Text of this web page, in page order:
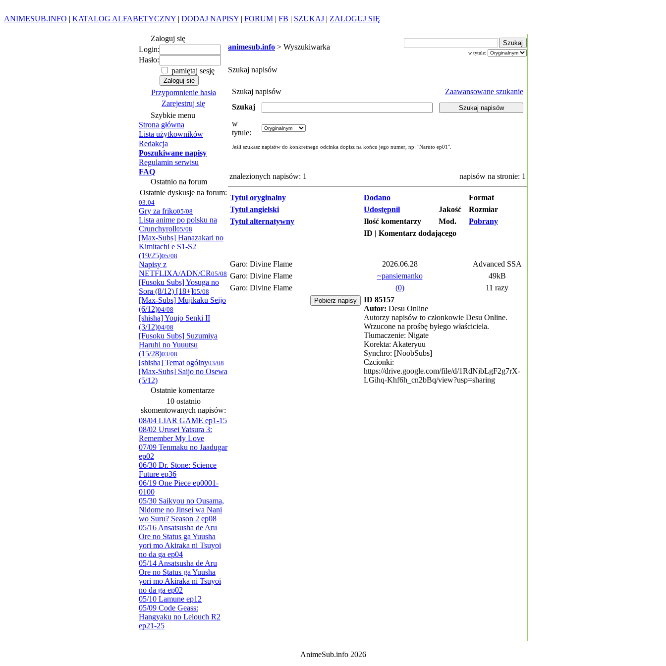
ANIMESUB.INFO | KATALOG ALFABETYCZNY | DODAJ NAPISY | FORUM | FB | SZUKAJ | ZALOGUJ SIĘ
Zaloguj się
Login:
Hasło:
pamiętaj sesję
Przypomnienie hasła
Zarejestruj się
Szybkie menu
Strona główna
Lista użytkowników
Redakcja
Poszukiwane napisy
Regulamin serwisu
FAQ
Ostatnio na forum
Ostatnie dyskusje na forum:
03:04
Gry za friko05/08
Lista anime po polsku na
Crunchyroll05/08
[Max-Subs] Hanazakari no
Kimitachi e S1-S2
(19/25)05/08
Napisy z
NETFLIXA/ADN/CR05/08
[Fusoku Subs] Yosuga no
Sora (8/12) [18+]05/08
[Max-Subs] Mujikaku Seijo
(6/12)04/08
[shisha] Youjo Senki II
(3/12)04/08
[Fusoku Subs] Suzumiya
Haruhi no Yuuutsu
(15/28)03/08
[shisha] Temat ogólny03/08
[Max-Subs] Saijo no Osewa
(5/12)
Ostatnie komentarze
10 ostatnio
skomentowanych napisów:
08/04 LIAR GAME ep1-15
08/02 Urusei Yatsura 3:
Remember My Love
07/09 Tenmaku no Jaadugar
ep02
06/30 Dr. Stone: Science
Future ep36
06/19 One Piece ep0001-
0100
05/30 Saikyou no Ousama,
Nidome no Jinsei wa Nani
wo Suru? Season 2 ep08
05/16 Ansatsusha de Aru
Ore no Status ga Yuusha
yori mo Akiraka ni Tsuyoi
no da ga ep04
05/14 Ansatsusha de Aru
Ore no Status ga Yuusha
yori mo Akiraka ni Tsuyoi
no da ga ep02
05/10 Lamune ep12
05/09 Code Geass:
Hangyaku no Lelouch R2
ep21-25
animesub.info > Wyszukiwarka
w tytule:
Szukaj napisów
Szukaj napisów
Zaawansowane szukanie
Szukaj
w
tytule:
Jeśli szukasz napisów do konkretnego odcinka dopisz na końcu jego numer, np: "Naruto ep01".
znalezionych napisów: 1 napisów na stronie: 1
Tytuł oryginalny Dodano
Format
Tytuł angielski
Udostępnił Jakość
Rozmiar
Tytuł alternatywny
Ilość komentarzy Mod.
Pobrany
ID | Komentarz dodającego
Garo: Divine Flame 2026.06.28
Advanced SSA
Garo: Divine Flame
~pansiemanko
49kB
Garo: Divine Flame
(0)
11 razy
ID 85157
Autor: Desu Online
Autorzy napisów to członkowie Desu Online.
Wrzucone na prośbę byłego właściciela.
Tłumaczenie: Nigate
Korekta: Akateryuu
Synchro: [NoobSubs]
Czcionki:
https://drive.google.com/file/d/1RdNibLgF2g7rX-
LGihq-Khf6h_cn2bBq/view?usp=sharing
AnimeSub.info 2026